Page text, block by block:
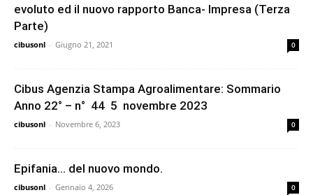
evoluto ed il nuovo rapporto Banca- Impresa (Terza
Parte)
cibusonl - Giugno 21, 2021 0
Cibus Agenzia Stampa Agroalimentare: Sommario
Anno 22° – n° 44 5 novembre 2023
cibusonl - Novembre 6, 2023 0
Epifania… del nuovo mondo.
cibusonl - Gennaio 4, 2026 0